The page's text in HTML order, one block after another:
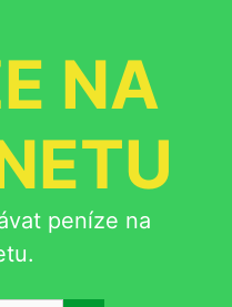
NA
peníze na